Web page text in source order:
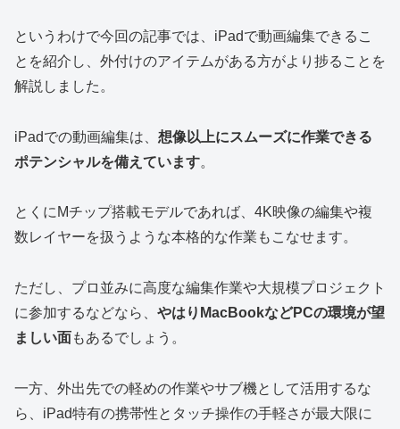
というわけで今回の記事では、iPadで動画編集できるこ
とを紹介し、外付けのアイテムがある方がより捗ることを
解説しました。
iPadでの動画編集は、 想像以上にスムーズに作業できる
ポテンシャルを備えています。
とくにMチップ搭載モデルであれば、4K映像の編集や複
数レイヤーを扱うような本格的な作業もこなせます。
ただし、プロ並みに高度な編集作業や大規模プロジェクト
に参加するなどなら、 やはりMacBookなどPCの環境が望
ましい面もあるでしょう。
一方、外出先での軽めの作業やサブ機として活用するな
ら、iPad特有の携帯性とタッチ操作の手軽さが最大限に